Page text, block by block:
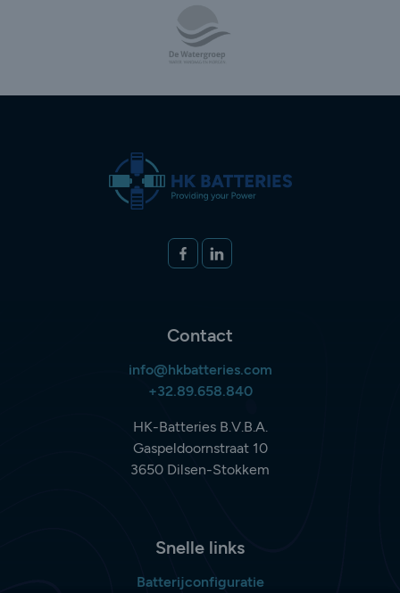
Volg ons op
FACEBOOKLINKEDIN
Contact
info@hkbatteries.com
+32.89.658.840
HK-Batteries B.V.B.A.
Gaspeldoornstraat 10
3650 Dilsen-Stokkem
Snelle links
Batterijconfiguratie